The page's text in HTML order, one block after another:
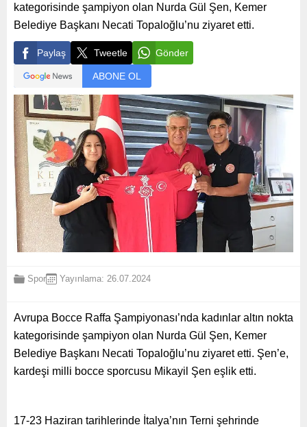
kategorisinde şampiyon olan Nurda Gül Şen, Kemer
Belediye Başkanı Necati Topaloğlu’nu ziyaret etti.
Paylaş Tweetle Gönder
ABONE OL
Spor Yayınlama: 26.07.2024
Avrupa Bocce Raffa Şampiyonası’nda kadınlar altın nokta
kategorisinde şampiyon olan Nurda Gül Şen, Kemer
Belediye Başkanı Necati Topaloğlu’nu ziyaret etti. Şen’e,
kardeşi milli bocce sporcusu Mikayil Şen eşlik etti.
17-23 Haziran tarihlerinde İtalya’nın Terni şehrinde